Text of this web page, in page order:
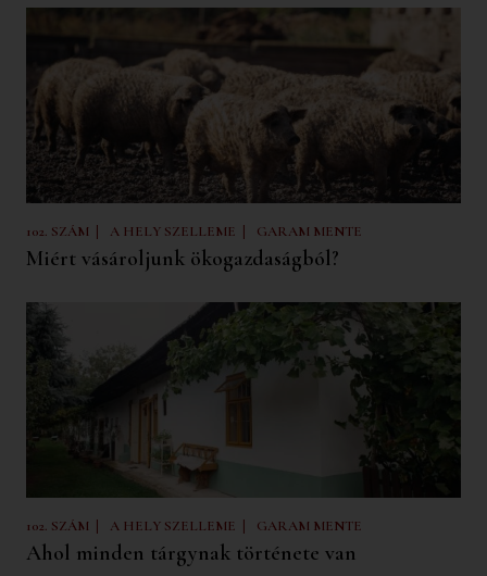
102. SZÁM | A HELY SZELLEME | GARAM MENTE
Miért vásároljunk ökogazdaságból?
102. SZÁM | A HELY SZELLEME | GARAM MENTE
Ahol minden tárgynak története van